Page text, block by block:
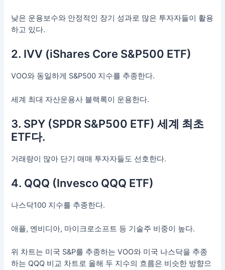
낮은 운용보수와 안정적인 장기 성과로 많은 투자자들이 활용
하고 있다.
2. IVV (iShares Core S&P500 ETF)
VOO와 동일하게 S&P500 지수를 추종한다.
세계 최대 자산운용사 블랙록이 운용한다.
3. SPY (SPDR S&P500 ETF) 세계 최초
ETF다.
거래량이 많아 단기 매매 투자자들도 선호한다.
4. QQQ (Invesco QQQ ETF)
나스닥100 지수를 추종한다.
애플, 엔비디아, 마이크로소프트 등 기술주 비중이 높다.
위 차트는 미국 S&P를 추종하는 VOO와 미국 나스닥을 추종
하는 QQQ 비교 차트로 올해 두 지수의 흐름은 비슷한 방향으